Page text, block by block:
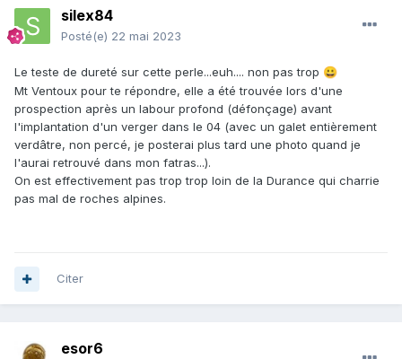
silex84
Posté(e) 22 mai 2023
Le teste de dureté sur cette perle...euh.... non pas trop 😀
Mt Ventoux pour te répondre, elle a été trouvée lors d'une
prospection après un labour profond (défonçage) avant
l'implantation d'un verger dans le 04 (avec un galet entièrement
verdâtre, non percé, je posterai plus tard une photo quand je
l'aurai retrouvé dans mon fatras...).
On est effectivement pas trop trop loin de la Durance qui charrie
pas mal de roches alpines.
Citer
esor6